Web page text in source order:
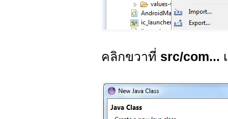
คลิกขวาที่ src/com...